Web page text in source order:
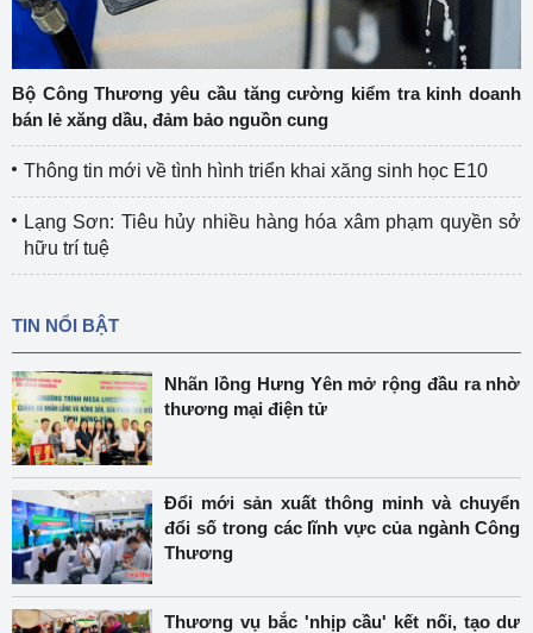
Bộ Công Thương yêu cầu tăng cường kiểm tra kinh doanh
bán lẻ xăng dầu, đảm bảo nguồn cung
Thông tin mới về tình hình triển khai xăng sinh học E10
Lạng Sơn: Tiêu hủy nhiều hàng hóa xâm phạm quyền sở
hữu trí tuệ
TIN NỔI BẬT
Nhãn lồng Hưng Yên mở rộng đầu ra nhờ
thương mại điện tử
Đổi mới sản xuất thông minh và chuyển
đổi số trong các lĩnh vực của ngành Công
Thương
Thương vụ bắc 'nhịp cầu' kết nối, tạo dư